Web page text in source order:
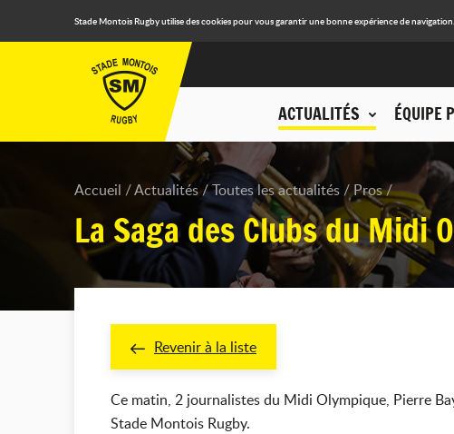
Stade Montois Rugby utilise des cookies pour vous garantir une bonne expérience de
ACTUALITÉS ÉQUIPE
Accueil Actualités Toutes les actualités Pros
La Saga des Clubs du Midi
Revenir à la liste
Ce matin, 2 journalistes du Midi Olympique, Pierre
Stade Montois Rugby.